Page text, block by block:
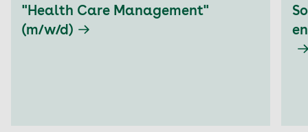
"Health Care Management"
(m/w/d)